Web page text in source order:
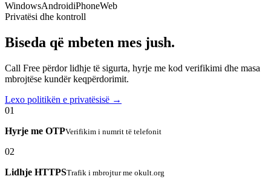
WindowsAndroidiPhoneWeb
Privatësi dhe kontroll
Biseda që mbeten mes jush.
Call Free përdor lidhje të sigurta, hyrje me kod verifikimi dhe masa
mbrojtëse kundër keqpërdorimit.
Lexo politikën e privatësisë →
01
Hyrje me OTPVerifikim i numrit të telefonit
02
Lidhje HTTPSTrafik i mbrojtur me okult.org